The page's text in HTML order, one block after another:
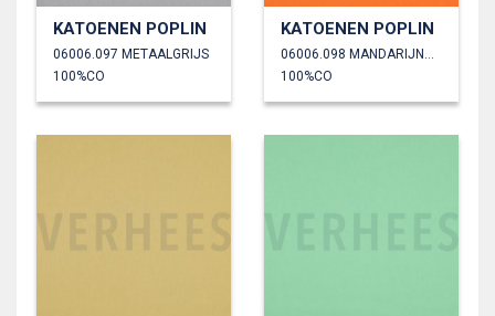
KATOENEN POPLIN
06006.097 METAALGRIJS
100%CO
KATOENEN POPLIN
06006.098 MANDARIJNORANJE
100%CO